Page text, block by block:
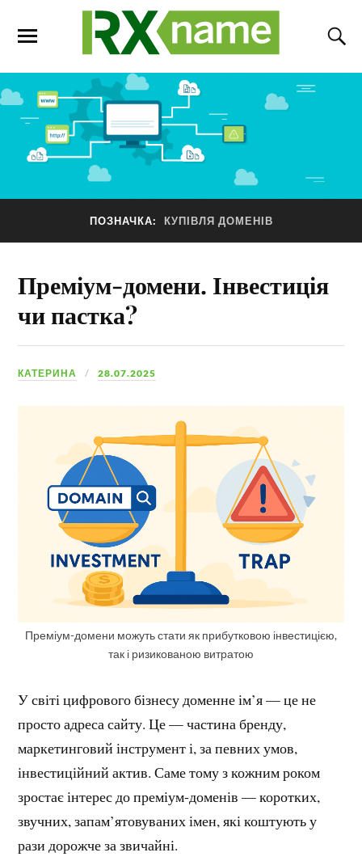
ПОЗНАЧКА: КУПІВЛЯ ДОМЕНІВ
Преміум-домени. Інвестиція
чи пастка?
КАТЕРИНА 28.07.2025
Преміум-домени можуть стати як прибутковою інвестицією,
так і ризикованою витратою
У світі цифрового бізнесу доменне ім’я — це не
просто адреса сайту. Це — частина бренду,
маркетинговий інструмент і, за певних умов,
інвестиційний актив. Саме тому з кожним роком
зростає інтерес до преміум-доменів — коротких,
звучних, запам’ятовуваних імен, які коштують у
рази дорожче за звичайні.